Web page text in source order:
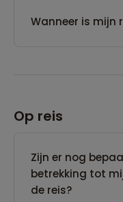
Wanneer is mijn
Op reis
Zijn er nog
betrekking tot
de reis?